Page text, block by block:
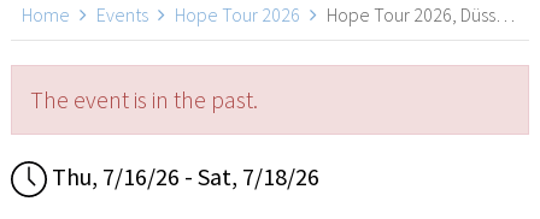
Home Events Hope Tour 2026 Hope Tour 2026, Düsseldorf
The event is in the past.
Thu, 7/16/26 - Sat, 7/18/26